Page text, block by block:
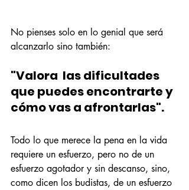
No pienses solo en lo genial que será
alcanzarlo sino también:
"Valora  las dificultades
que puedes encontrarte y
cómo vas a afrontarlas".
Todo lo que merece la pena en la vida
requiere un esfuerzo, pero no de un
esfuerzo agotador y sin descanso, sino,
como dicen los budistas, de un esfuerzo